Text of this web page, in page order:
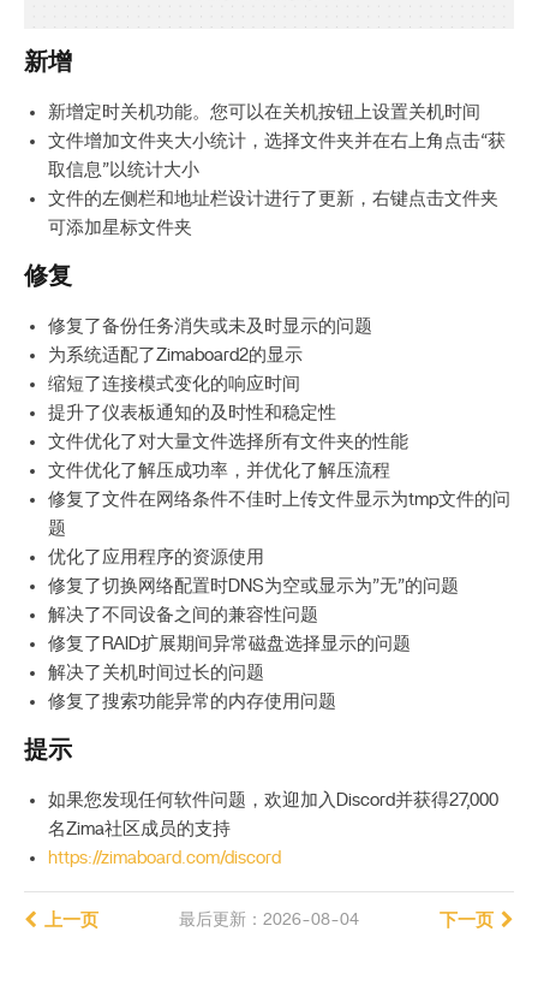
新增
新增定时关机功能。您可以在关机按钮上设置关机时间
文件增加文件夹大小统计，选择文件夹并在右上角点击“获
取信息”以统计大小
文件的左侧栏和地址栏设计进行了更新，右键点击文件夹
可添加星标文件夹
修复
修复了备份任务消失或未及时显示的问题
为系统适配了Zimaboard2的显示
缩短了连接模式变化的响应时间
提升了仪表板通知的及时性和稳定性
文件优化了对大量文件选择所有文件夹的性能
文件优化了解压成功率，并优化了解压流程
修复了文件在网络条件不佳时上传文件显示为tmp文件的问
题
优化了应用程序的资源使用
修复了切换网络配置时DNS为空或显示为”无”的问题
解决了不同设备之间的兼容性问题
修复了RAID扩展期间异常磁盘选择显示的问题
解决了关机时间过长的问题
修复了搜索功能异常的内存使用问题
提示
如果您发现任何软件问题，欢迎加入Discord并获得27,000
名Zima社区成员的支持
https://zimaboard.com/discord
最后更新：2026-08-04
上一页 下一页